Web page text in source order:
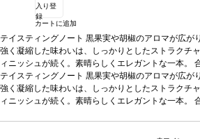
入り登
録
カートに追加
テイスティングノート 黒果実や胡椒のアロマが広が
強く凝縮した味わいは、しっかりとしたストラクチ
ィニッシュが続く。素晴らしくエレガントな一本。
ジ、野ウサギ、ラムのロースト、風味の強いチーズ
ノワール*本ヴィンテージが在庫切れの場合、在庫
的に次のヴィンテージに変更されます、ご了承くだ
テイスティングノート 黒果実や胡椒のアロマが広が
強く凝縮した味わいは、しっかりとしたストラクチ
ィニッシュが続く。素晴らしくエレガントな一本。